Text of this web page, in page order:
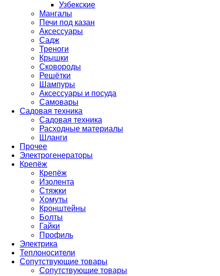
Узбекские
Мангалы
Печи под казан
Аксессуары
Садж
Треноги
Крышки
Сковороды
Решётки
Шампуры
Аксессуары и посуда
Самовары
Садовая техника
Садовая техника
Расходные материалы
Шланги
Прочее
Электрогенераторы
Крепёж
Крепёж
Изолента
Стяжки
Хомуты
Кронштейны
Болты
Гайки
Профиль
Электрика
Теплоносители
Сопутствующие товары
Сопутствующие товары